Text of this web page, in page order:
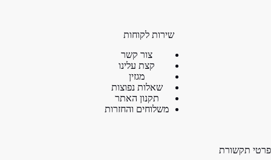
שירות לקוחות
צור קשר
קצת עלינו
מגזין
שאלות נפוצות
תקנון האתר
משלוחים והחזרות
פרטי תקשורת